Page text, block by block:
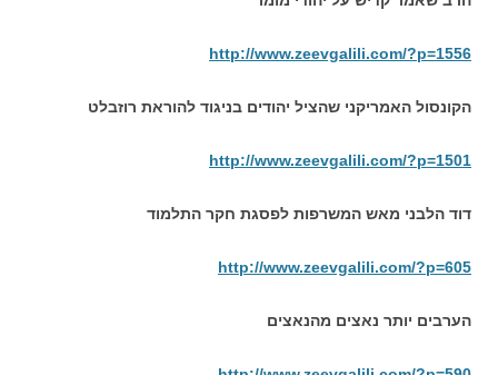
http://www.zeevgalili.com/?p=1556
הקונסול האמריקני שהציל יהודים בניגוד להוראת רוזבלט
http://www.zeevgalili.com/?p=1501
דוד הלבני מאש המשרפות לפסגת חקר התלמוד
http://www.zeevgalili.com/?p=605
הערבים יותר נאצים מהנאצים